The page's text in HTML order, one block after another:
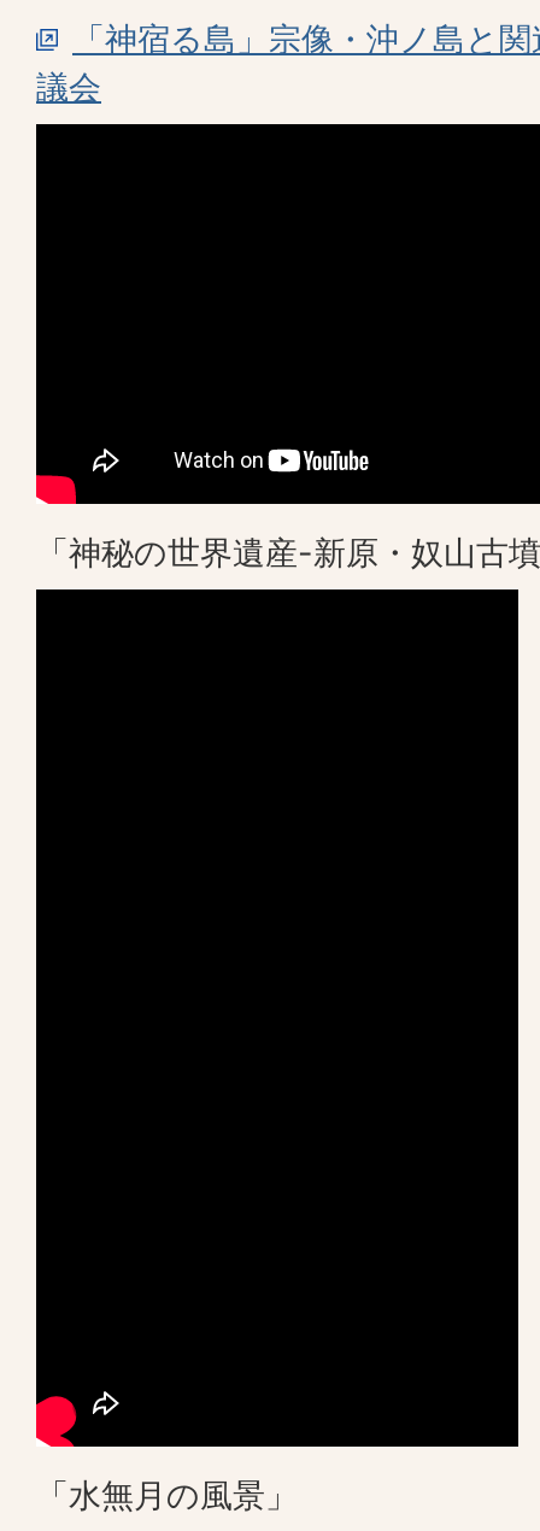
「神宿る島」宗像・沖ノ島と
議会
「神秘の世界遺産-新原・奴山古
「水無月の風景」